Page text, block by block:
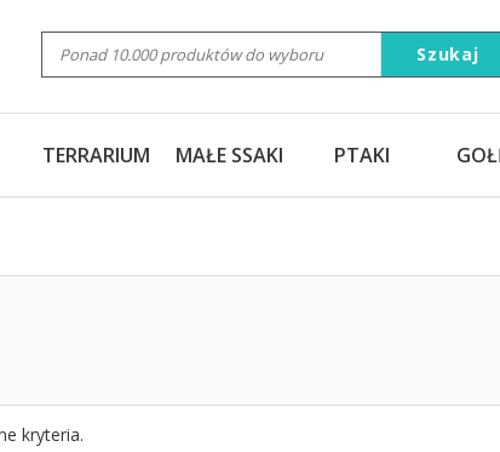
Szukaj
TERRARIUM MAŁE SSAKI PTAKI
kryteria.